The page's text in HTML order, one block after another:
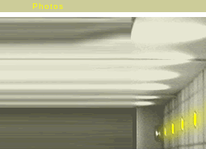
Photos